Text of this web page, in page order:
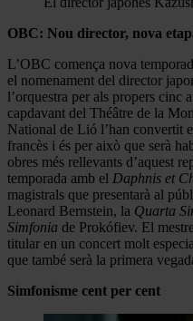
OBC: Nou director, nova
L’OBC comença nova
el nomenament del director
l’orquestra per als propers cinc
capdavant del Théâtre de la
National de Lió l’han convertit
francès i és per això que serà
obres més rellevants d’aquest
temporada amb el Daphnis et
magistrals que presentarà al
Leonard Bernstein, la Quarta
Simfonia de Prokófiev. El
titular en un concert molt
que també serà la primera
Simfonisme cent per cent